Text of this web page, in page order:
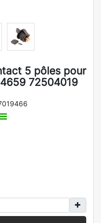
5 pôles pour
72504019